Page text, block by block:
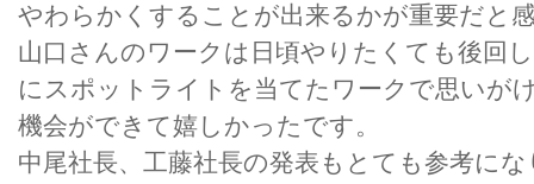
やわらかくすることが出来るかが重要だと
山口さんのワークは日頃やりたくても後回
にスポットライトを当てたワークで思いが
機会ができて嬉しかったです。
中尾社長、工藤社長の発表もとても参考に